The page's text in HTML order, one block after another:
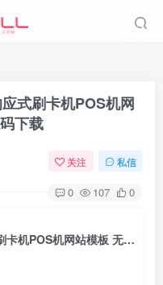
式刷卡机POS机网
下载
关注 私信
0 107 0
(自适应移动端)pbootcms响应式刷卡机POS机网站模板 无线支付设备网站源码下载